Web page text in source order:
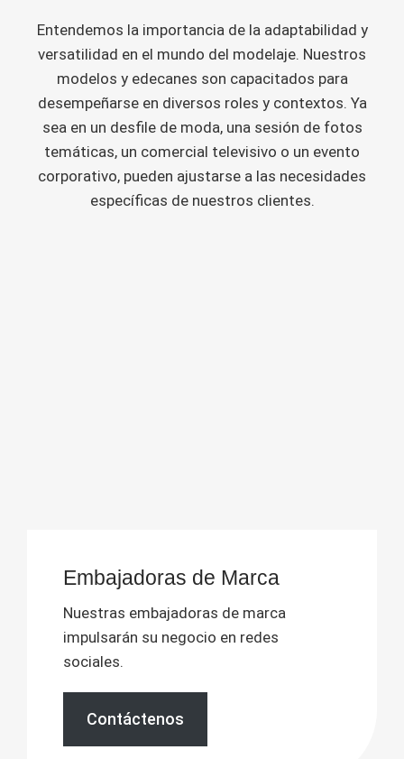
Entendemos la importancia de la adaptabilidad y
versatilidad en el mundo del modelaje. Nuestros
modelos y edecanes son capacitados para
desempeñarse en diversos roles y contextos. Ya
sea en un desfile de moda, una sesión de fotos
temáticas, un comercial televisivo o un evento
corporativo, pueden ajustarse a las necesidades
específicas de nuestros clientes.
Embajadoras de Marca
Nuestras embajadoras de marca
impulsarán su negocio en redes
sociales.
Contáctenos